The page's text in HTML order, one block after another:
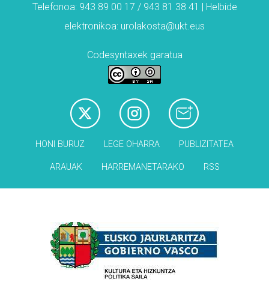
Telefonoa: 943 89 00 17 / 943 81 38 41 | Helbide
elektronikoa: urolakosta@ukt.eus
Codesyntaxek garatua
HONI BURUZ LEGE OHARRA PUBLIZITATEA
ARAUAK HARREMANETARAKO RSS